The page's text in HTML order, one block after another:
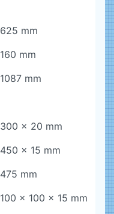
625 mm
160 mm
1087 mm
300 x 20 mm
450 x 15 mm
475 mm
100 x 100 x 15 mm